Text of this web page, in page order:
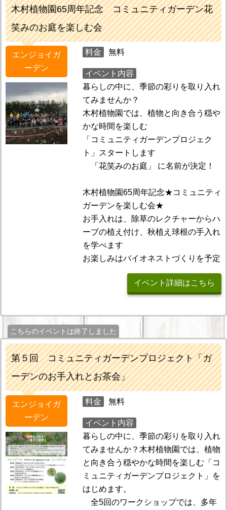
木村植物園65周年記念 コミュニティガーデン花
笑みのお庭を楽しむ会
エンジョイガ
ーデン
料金 無料
イベント内容
暮らしの中に、季節の彩りを取り入れ
てみませんか？
木村植物園では、植物と向き合う穏や
かな時間を楽しむ
「コミュニティガーデンプロジェク
ト」スタートします
「花笑みのお庭」 に名前が決定！
木村植物園65周年記念★コミュニティ
ガーデンを楽しむ会★
お手入れは、除草のレクチャーからハ
ーブの植え付け、秋植え球根の手入れ
を学べます
お楽しみはバイオネストづくりを予定
イベント詳細はこちら
こちらのイベントは終了しました
第５回 コミュニティガーデンプロジェクト「ガ
ーデンのお手入れとお茶会」
エンジョイガ
ーデン
料金 無料
イベント内容
暮らしの中に、季節の彩りを取り入れ
てみませんか？木村植物園では、植物
と向き合う穏やかな時間を楽しむ「コ
ミュニティガーデンプロジェクト」を
はじめます。
全5回のワークショップでは、多年